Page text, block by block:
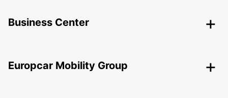
Business Center
Europcar Mobility Group